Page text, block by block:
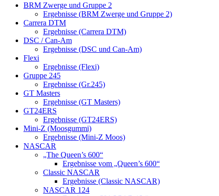
BRM Zwerge und Gruppe 2
Ergebnisse (BRM Zwerge und Gruppe 2)
Carrera DTM
Ergebnisse (Carrera DTM)
DSC / Can-Am
Ergebnisse (DSC und Can-Am)
Flexi
Ergebnisse (Flexi)
Gruppe 245
Ergebnisse (Gr.245)
GT Masters
Ergebnisse (GT Masters)
GT24ERS
Ergebnisse (GT24ERS)
Mini-Z (Moosgummi)
Ergebnisse (Mini-Z Moos)
NASCAR
„The Queen’s 600“
Ergebnisse vom „Queen’s 600“
Classic NASCAR
Ergebnisse (Classic NASCAR)
NASCAR 124